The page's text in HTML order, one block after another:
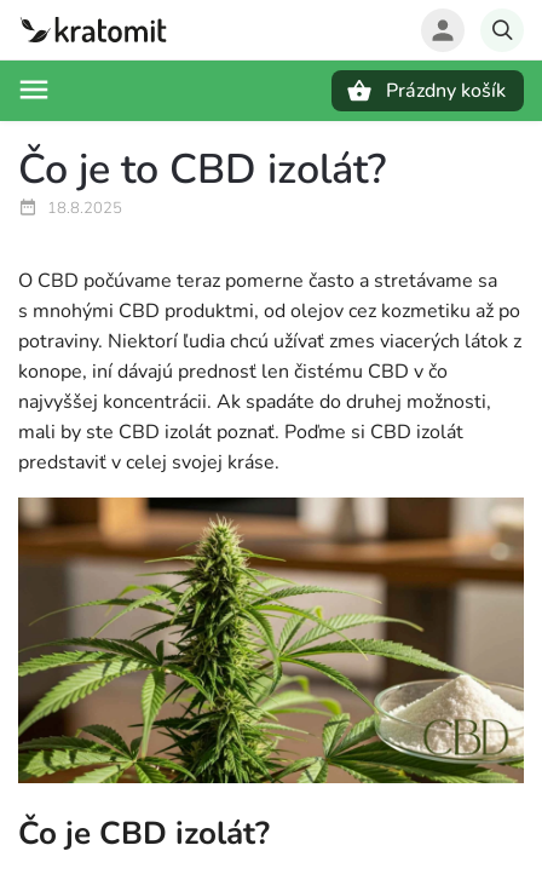
Prázdny košík
Čo je to CBD izolát?
18.8.2025
O CBD počúvame teraz pomerne často a stretávame sa
s mnohými CBD produktmi, od olejov cez kozmetiku až po
potraviny. Niektorí ľudia chcú užívať zmes viacerých látok z
konope, iní dávajú prednosť len čistému CBD v čo
najvyššej koncentrácii. Ak spadáte do druhej možnosti,
mali by ste CBD izolát poznať. Poďme si CBD izolát
predstaviť v celej svojej kráse.
Čo je CBD izolát?